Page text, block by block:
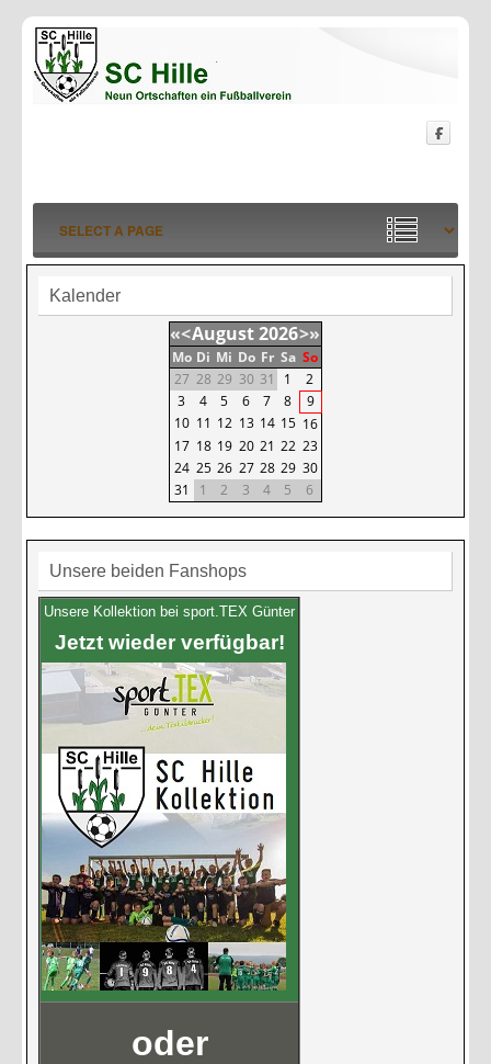
Kalender
«<August2026>»
Mo Di Mi Do Fr Sa So
27 28 29 30 31 1
2
3
4 5 6 7 8
9
10 11 12 13 14 15 16
17 18 19 20 21 22 23
24 25 26 27 28 29 30
31
1 2 3 4 5 6
Unsere beiden Fanshops
Unsere Kollektion bei sport.TEX Günter
Jetzt wieder verfügbar!
oder